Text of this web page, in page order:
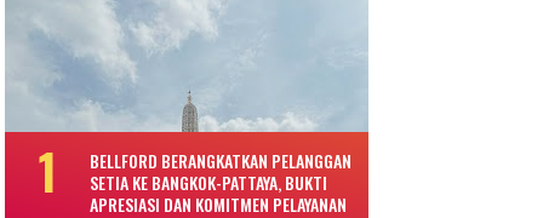
BELLFORD BERANGKATKAN PELANGGAN
SETIA KE BANGKOK-PATTAYA, BUKTI
APRESIASI DAN KOMITMEN PELAYANAN